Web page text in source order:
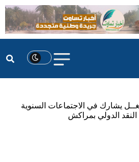
يشارك في الاجتماعات السنوية
الدولي بمراكش